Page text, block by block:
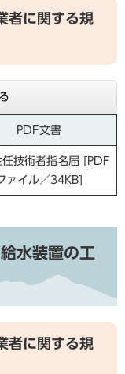
者に関する規
PDF文書
任技術者指名届 [PDF
ァイル／34KB]
水装置の工
者に関する規